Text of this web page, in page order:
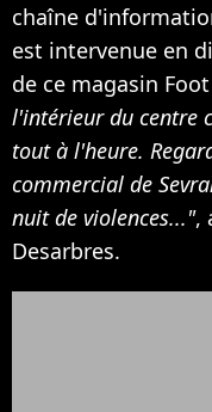
chaîne
est intervenue en
de ce magasin
l'intérieur du centre
tout à l'heure.
commercial de
nuit de violences...",
Desarbres.